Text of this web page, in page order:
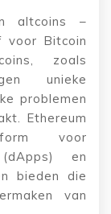
altcoins –
voor Bitcoin
zoals
unieke
problemen
Ethereum
voor
en
bieden die
van